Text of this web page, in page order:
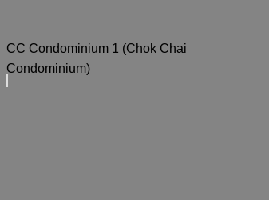
CC Condominium 1 (Chok Chai
Condominium)